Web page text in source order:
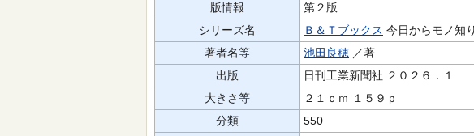
版情報
第２版
シリーズ名
Ｂ＆Ｔブックス 今日からモノ知
著者名等
池田良穂 ／著
出版
日刊工業新聞社 ２０２６．１
大きさ等
２１ｃｍ １５９ｐ
分類
550